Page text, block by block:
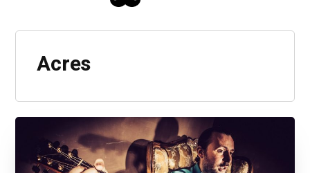
Acres